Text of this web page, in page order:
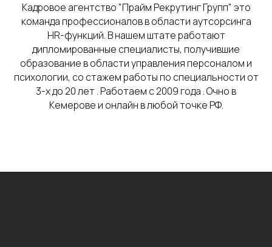
Кадровое агентство "Прайм Рекрутинг Групп" это
команда профессионалов в области аутсорсинга
HR-функций. В нашем штате работают
дипломированные специалисты, получившие
образование в области управления персоналом и
психологии, со стажем работы по специальности от
3-х до 20 лет . Работаем с 2009 года . Очно в
Кемерове и онлайн в любой точке РФ.